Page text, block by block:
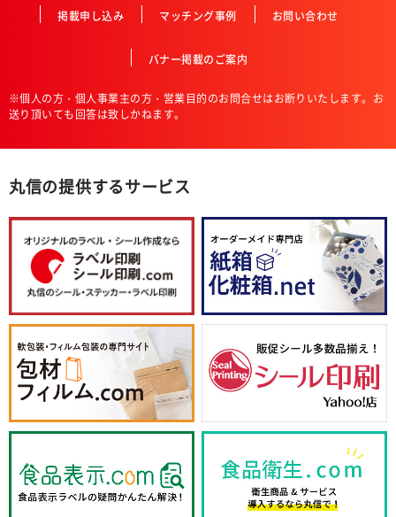
掲載申し込み マッチング事例 お問い合わせ
バナー掲載のご案内
※個人の方・個人事業主の方・営業目的のお問合せはお断りいたします。お
送り頂いても回答は致しかねます。
丸信の提供するサービス